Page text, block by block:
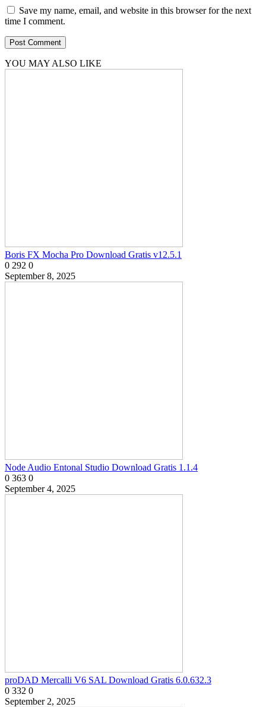
Save my name, email, and website in this browser for the next
time I comment.
YOU MAY ALSO LIKE
Boris FX Mocha Pro Download Gratis v12.5.1
0 292 0
September 8, 2025
Node Audio Entonal Studio Download Gratis 1.1.4
0 363 0
September 4, 2025
proDAD Mercalli V6 SAL Download Gratis 6.0.632.3
0 332 0
September 2, 2025